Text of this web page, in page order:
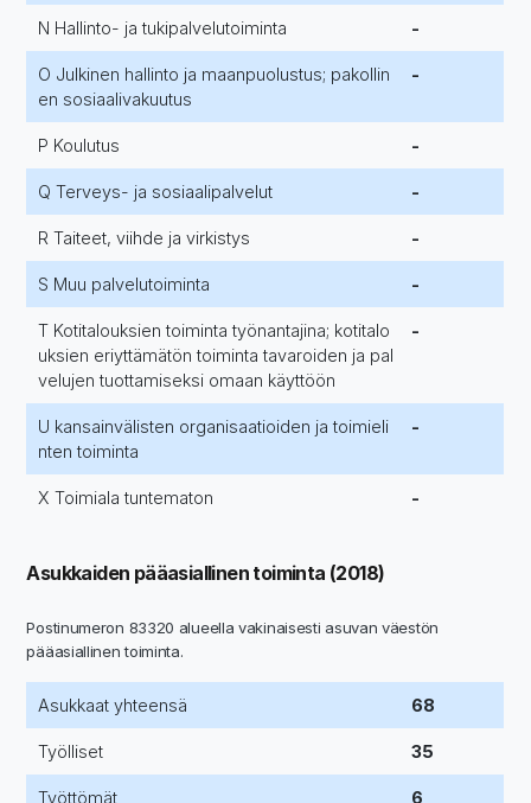
N Hallinto- ja tukipalvelutoiminta -
O Julkinen hallinto ja maanpuolustus; pakollin
en sosiaalivakuutus
-
P Koulutus -
Q Terveys- ja sosiaalipalvelut -
R Taiteet, viihde ja virkistys -
S Muu palvelutoiminta -
T Kotitalouksien toiminta työnantajina; kotitalo
uksien eriyttämätön toiminta tavaroiden ja pal
velujen tuottamiseksi omaan käyttöön
-
U kansainvälisten organisaatioiden ja toimieli
nten toiminta
-
X Toimiala tuntematon -
Asukkaiden pääasiallinen toiminta (2018)
Postinumeron 83320 alueella vakinaisesti asuvan väestön
pääasiallinen toiminta.
Asukkaat yhteensä 68
Työlliset 35
Työttömät 6